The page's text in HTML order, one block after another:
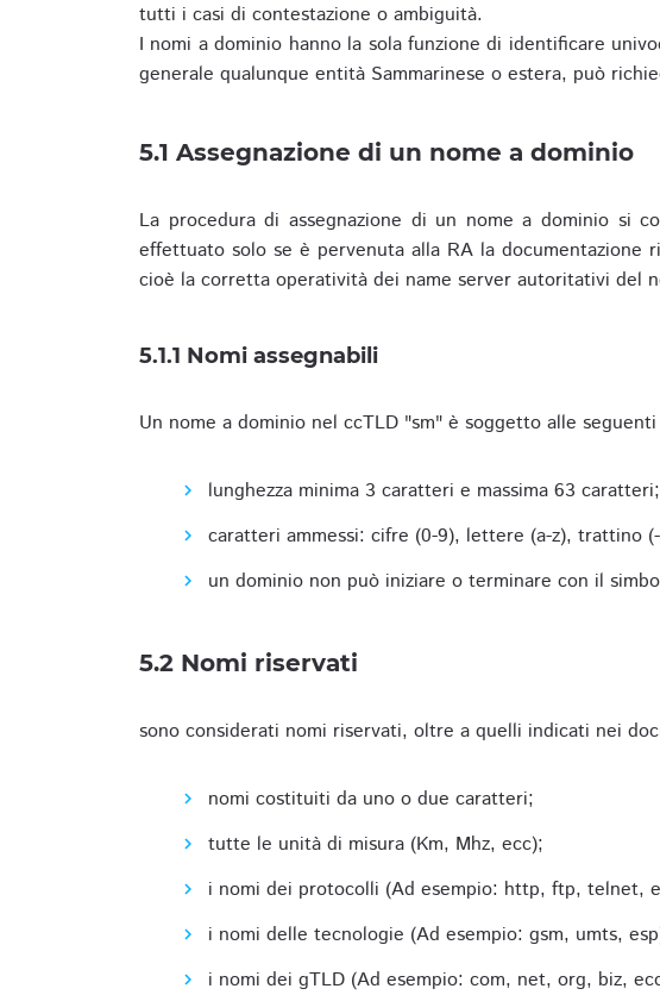
tutti i casi di contestazione o ambiguità.
I nomi a dominio hanno la sola funzione di identificare
generale qualunque entità Sammarinese o estera, può
5.1 Assegnazione di un nome a dominio
La procedura di assegnazione di un nome a dominio si
effettuato solo se è pervenuta alla RA la
cioè la corretta operatività dei name server autoritativi del
5.1.1 Nomi assegnabili
Un nome a dominio nel ccTLD "sm" è soggetto alle
lunghezza minima 3 caratteri e massima 63 caratteri;
caratteri ammessi: cifre (0-9), lettere (a-z), trattino
un dominio non può iniziare o terminare con il
5.2 Nomi riservati
sono considerati nomi riservati, oltre a quelli indicati nei
nomi costituiti da uno o due caratteri;
tutte le unità di misura (Km, Mhz, ecc);
i nomi dei protocolli (Ad esempio: http, ftp, telnet,
i nomi delle tecnologie (Ad esempio: gsm, umts,
i nomi dei gTLD (Ad esempio: com, net, org, biz,